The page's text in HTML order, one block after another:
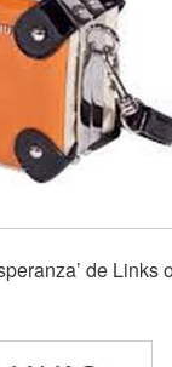
de Links